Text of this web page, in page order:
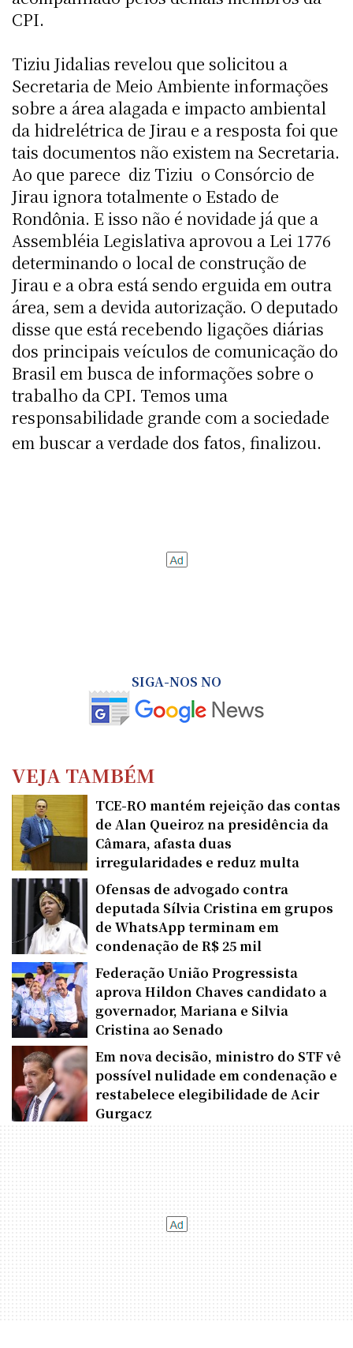
CPI.
Tiziu Jidalias revelou que solicitou a
Secretaria de Meio Ambiente informações
sobre a área alagada e impacto ambiental
da hidrelétrica de Jirau e a resposta foi que
tais documentos não existem na Secretaria.
Ao que parece  diz Tiziu  o Consórcio de
Jirau ignora totalmente o Estado de
Rondônia. E isso não é novidade já que a
Assembléia Legislativa aprovou a Lei 1776
determinando o local de construção de
Jirau e a obra está sendo erguida em outra
área, sem a devida autorização. O deputado
disse que está recebendo ligações diárias
dos principais veículos de comunicação do
Brasil em busca de informações sobre o
trabalho da CPI. Temos uma
responsabilidade grande com a sociedade
em buscar a verdade dos fatos, finalizou.
SIGA-NOS NO
VEJA TAMBÉM
TCE-RO mantém rejeição das contas
de Alan Queiroz na presidência da
Câmara, afasta duas
irregularidades e reduz multa
Ofensas de advogado contra
deputada Sílvia Cristina em grupos
de WhatsApp terminam em
condenação de R$ 25 mil
Federação União Progressista
aprova Hildon Chaves candidato a
governador, Mariana e Silvia
Cristina ao Senado
Em nova decisão, ministro do STF vê
possível nulidade em condenação e
restabelece elegibilidade de Acir
Gurgacz